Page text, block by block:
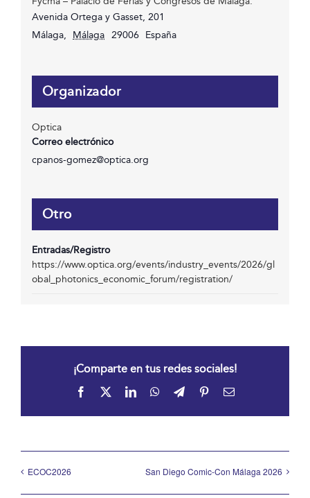
Avenida Ortega y Gasset, 201
Málaga, Málaga 29006 España
Organizador
Optica
Correo electrónico
cpanos-gomez@optica.org
Otro
Entradas/Registro
https://www.optica.org/events/industry_events/2026/gl
obal_photonics_economic_forum/registration/
¡Comparte en tus redes sociales!
Facebook LinkedInWhatsApp
TelegramPinterestCorreo
ECOC2026 San Diego Comic-Con Málaga 2026